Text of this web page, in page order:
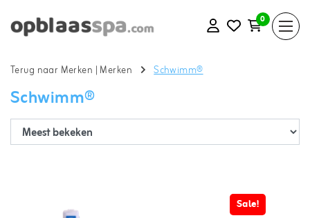
0
Terug naar Merken | Merken Schwimm®
Schwimm®
Sale!